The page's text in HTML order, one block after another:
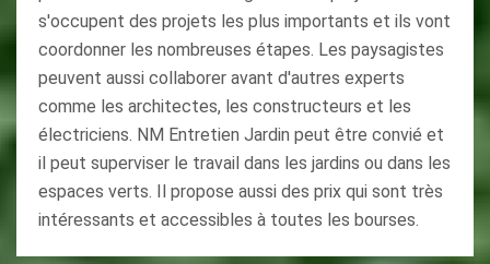
s'occupent des projets les plus importants et ils vont
coordonner les nombreuses étapes. Les paysagistes
peuvent aussi collaborer avant d'autres experts
comme les architectes, les constructeurs et les
électriciens. NM Entretien Jardin peut être convié et
il peut superviser le travail dans les jardins ou dans les
espaces verts. Il propose aussi des prix qui sont très
intéressants et accessibles à toutes les bourses.